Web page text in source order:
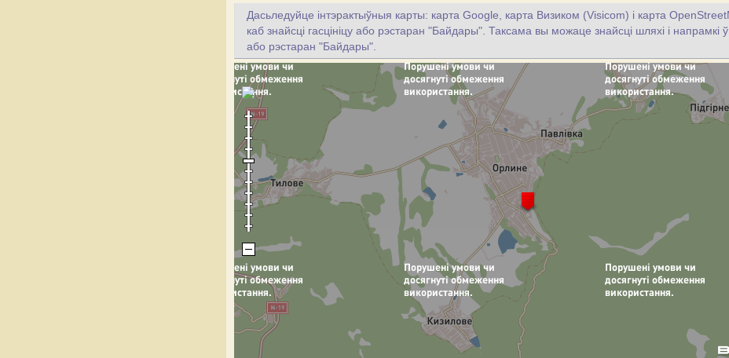
Дасьледуйце інтэрактыўныя карты: карта Google, карта Визиком (Visicom) і карта
каб знайсці гасцініцу або рэстаран "Байдары". Таксама вы можаце знайсці шляхі і напрамкі ў
або рэстаран "Байдары".